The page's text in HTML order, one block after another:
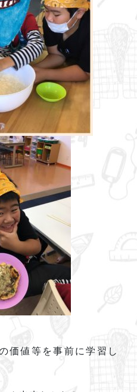
価値等を事前に学習し